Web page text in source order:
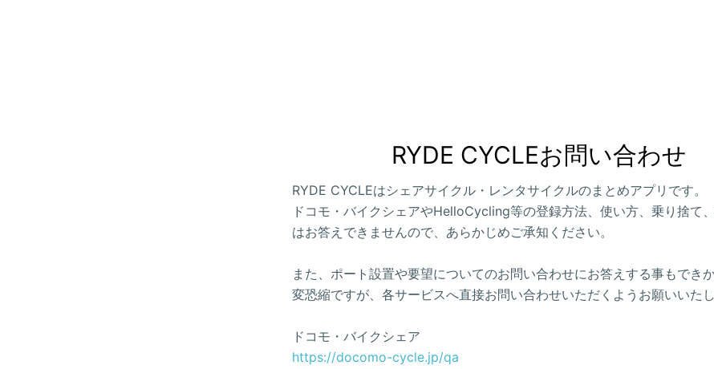
RYDE CYCLEお問い合わせ
RYDE CYCLEはシェアサイクル・レンタサイクルのまとめアプリです。
ドコモ・バイクシェアやHelloCycling等の登録方法、使い方、乗り捨て
はお答えできませんので、あらかじめご承知ください。
また、ポート設置や要望についてのお問い合わせにお答えする事もでき
変恐縮ですが、各サービスへ直接お問い合わせいただくようお願いいたし
ドコモ・バイクシェア
https://docomo-cycle.jp/qa